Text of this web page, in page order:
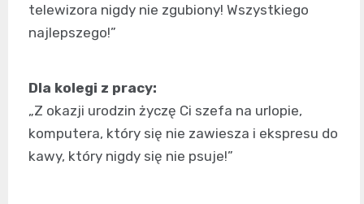
telewizora nigdy nie zgubiony! Wszystkiego
najlepszego!”
Dla kolegi z pracy:
„Z okazji urodzin życzę Ci szefa na urlopie,
komputera, który się nie zawiesza i ekspresu do
kawy, który nigdy się nie psuje!”